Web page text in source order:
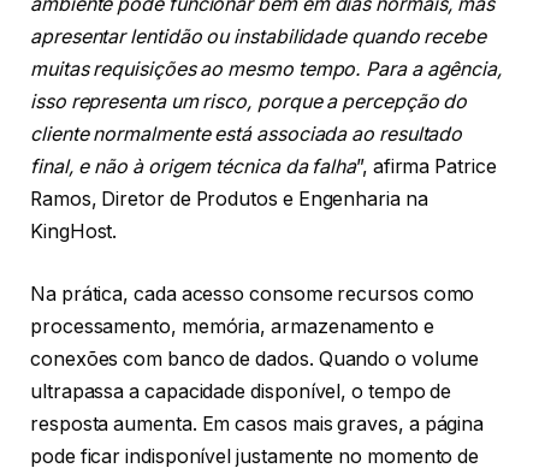
apresentar lentidão ou instabilidade quando recebe
muitas requisições ao mesmo tempo. Para a agência,
isso representa um risco, porque a percepção do
cliente normalmente está associada ao resultado
final, e não à origem técnica da falha”, afirma Patrice
Ramos, Diretor de Produtos e Engenharia na
KingHost.
Na prática, cada acesso consome recursos como
processamento, memória, armazenamento e
conexões com banco de dados. Quando o volume
ultrapassa a capacidade disponível, o tempo de
resposta aumenta. Em casos mais graves, a página
pode ficar indisponível justamente no momento de